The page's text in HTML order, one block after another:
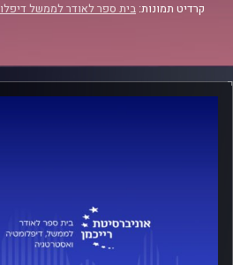
קרדיט תמונות: בית ספר לאודר לממשל